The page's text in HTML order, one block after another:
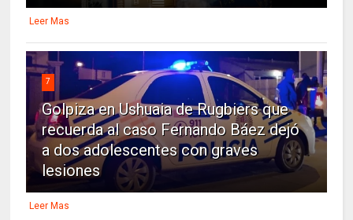
Leer Mas
7
Golpiza en Ushuaia de Rugbiers que
recuerda al caso Fernando Báez dejó
a dos adolescentes con graves
lesiones
Leer Mas